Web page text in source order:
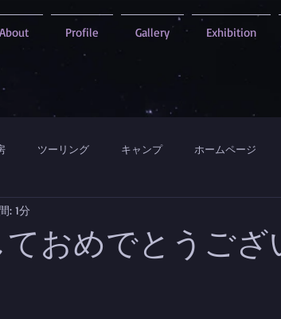
About Profile Gallery Exhibition
ツーリング キャンプ ホームページ
おめでとうござ
: 1分